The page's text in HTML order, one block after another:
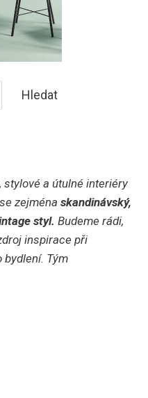
Hledat
stylové a útulné interiéry
zejména skandinávský,
styl. Budeme rádi,
inspirace při
bydlení. Tým